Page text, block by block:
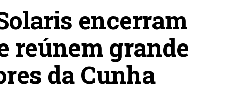
encerram
reúnem grande
da Cunha